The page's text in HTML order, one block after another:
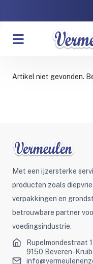
Artikel niet gevonden.
Met een ijzersterke
producten zoals
verpakkingen en
betrouwbare partner
voedingsindustrie.
Rupelmondestraat
9150 Beveren-